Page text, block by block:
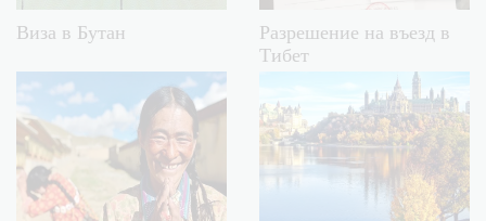
Виза в Бутан
Разрешение на въезд в
Тибет